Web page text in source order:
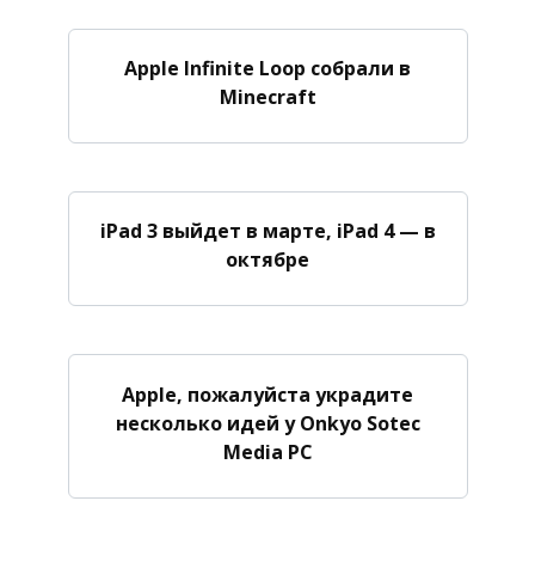
Apple Infinite Loop собрали в
Minecraft
iPad 3 выйдет в марте, iPad 4 — в
октябре
Apple, пожалуйста украдите
несколько идей у Onkyo Sotec
Media PC